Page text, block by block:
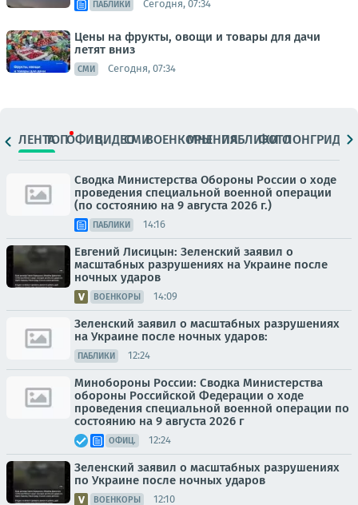
ПАБЛИКИ Сегодня, 07:34
Цены на фрукты, овощи и товары для дачи
летят вниз
СМИ Сегодня, 07:34
ЛЕНТАТОПОФИЦ.ВИДЕОСМИВОЕНКОРЫМНЕНИЯПАБЛИКИ
ФОТОЛОНГРИДЫ
Сводка Министерства Обороны России о ходе
проведения специальной военной операции
(по состоянию на 9 августа 2026 г.)
ПАБЛИКИ 14:16
Евгений Лисицын: Зеленский заявил о
масштабных разрушениях на Украине после
ночных ударов
ВОЕНКОРЫ 14:09
Зеленский заявил о масштабных разрушениях
на Украине после ночных ударов:
ПАБЛИКИ 12:24
Минобороны России: Сводка Министерства
обороны Российской Федерации о ходе
проведения специальной военной операции по
состоянию на 9 августа 2026 г
ОФИЦ. 12:24
Зеленский заявил о масштабных разрушениях
по Украине после ночных ударов
ВОЕНКОРЫ 12:10